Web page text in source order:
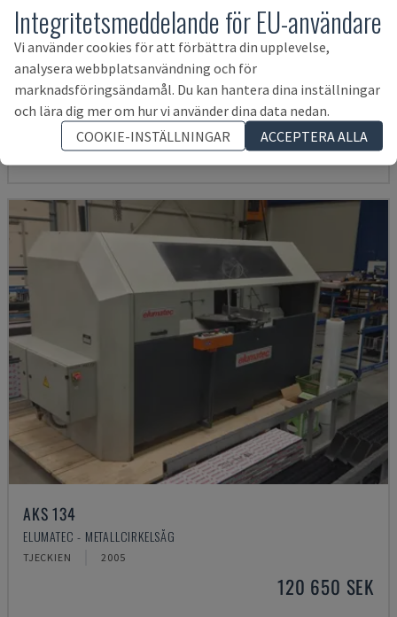
PDG E CUT
SCHÜCO - METALLCIRKELSÅG
TYSKLAND 2009
263 237 SEK
AKS 134
ELUMATEC - METALLCIRKELSÅG
TJECKIEN 2005
120 650 SEK
Integritetsmeddelande för EU-användare
Vi använder cookies för att förbättra din upplevelse,
analysera webbplatsanvändning och för
marknadsföringsändamål. Du kan hantera dina inställningar
och lära dig mer om hur vi använder dina data nedan.
COOKIE-INSTÄLLNINGAR
ACCEPTERA ALLA